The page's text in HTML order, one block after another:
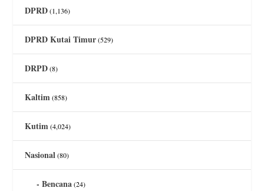
DPRD(1,136)
DPRD Kutai Timur(529)
DRPD(8)
Kaltim(858)
Kutim(4,024)
Nasional(80)
Bencana(24)